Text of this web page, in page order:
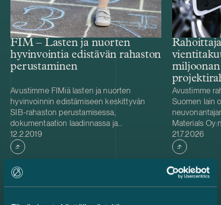
FIM – Lasten ja nuorten
hyvinvointia edistävän rahaston
perustaminen
Avustimme FIMiä lasten ja nuorten
hyvinvoinnin edistämiseen keskittyvän
SIB-rahaston perustamisessa,
dokumentaation laadinnassa ja
verotukseen liittyvissä kysymyksissä. SIBit
eli tulosperusteiset rahoitussopimukset (
social impact bond , SIB ) ovat hyvä
esimerkki uudenlaisesta sijoittamistavasta
– vaikuttavuussijoittamisesta, jossa
tavoitellaan taloudellisen tuoton lisäksi
Julkaistu
12.2.2019
New
tehtaalle
Avustimme
Suomen lain
Materials
tehtaan
liittyvässä
Easpring
Easpring
Julkaistu
21.7.2026